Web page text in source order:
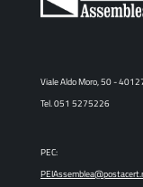
Viale Aldo Moro, 50 -
Tel. 051 5275226
PEC: